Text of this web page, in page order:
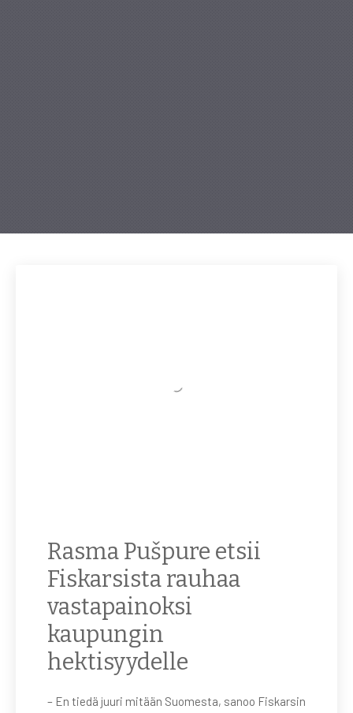
Rasma Pušpure etsii
Fiskarsista rauhaa
vastapainoksi
kaupungin
hektisyydelle
– En tiedä juuri mitään Suomesta, sanoo Fiskarsin